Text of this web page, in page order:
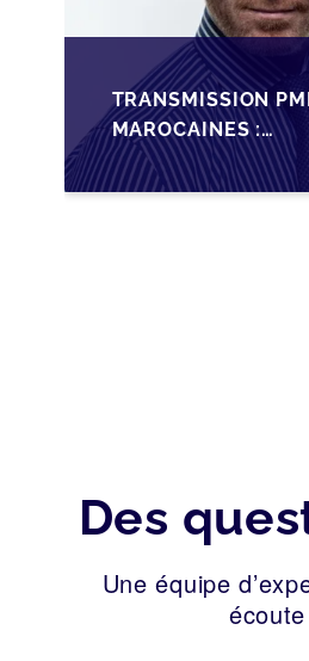
TRANSMISSION
MAROCAINES :
SÉCURISER LA
CESSION AVEC LES
Des
Une équipe
écoute